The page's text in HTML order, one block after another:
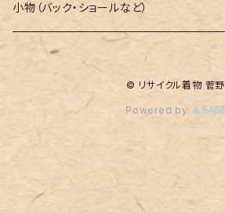
小物（バック・ショールなど）
© リサイクル着物 菅野
Powered by